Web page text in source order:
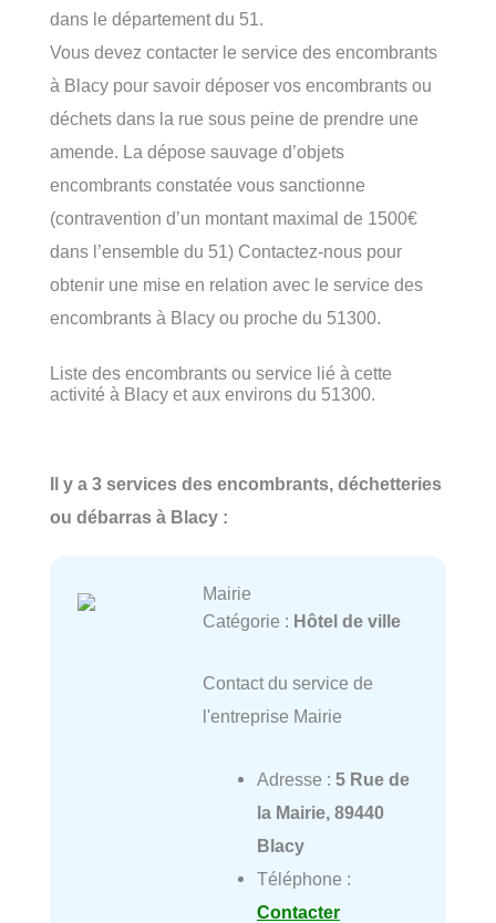
dans le département du 51.
Vous devez contacter le service des encombrants
à Blacy pour savoir déposer vos encombrants ou
déchets dans la rue sous peine de prendre une
amende. La dépose sauvage d’objets
encombrants constatée vous sanctionne
(contravention d’un montant maximal de 1500€
dans l’ensemble du 51) Contactez-nous pour
obtenir une mise en relation avec le service des
encombrants à Blacy ou proche du 51300.
Liste des encombrants ou service lié à cette
activité à Blacy et aux environs du 51300.
Il y a 3 services des encombrants, déchetteries
ou débarras à Blacy :
Mairie
Catégorie : Hôtel de ville
Contact du service de
l'entreprise Mairie
Adresse : 5 Rue de
la Mairie, 89440
Blacy
Téléphone :
Contacter